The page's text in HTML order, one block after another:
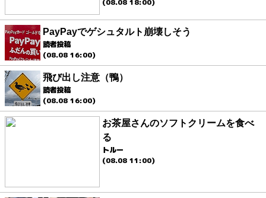
PayPayでゲシュタルト崩壊しそう
読者投稿
(08.08 16:00)
飛び出し注意（鴨）
読者投稿
(08.08 16:00)
お茶屋さんのソフトクリームを食べ
る
トルー
(08.08 11:00)